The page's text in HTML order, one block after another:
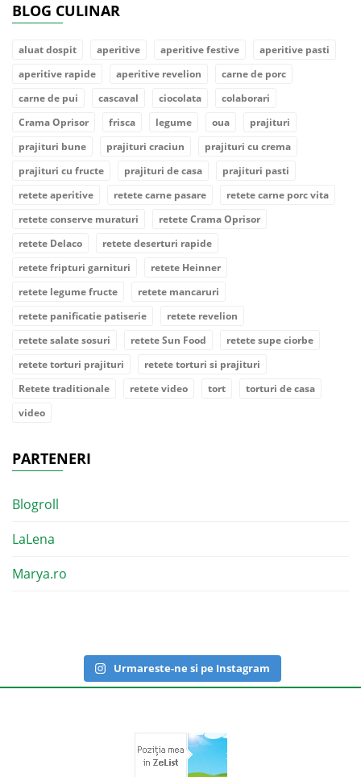
BLOG CULINAR
aluat dospit aperitive aperitive festive
aperitive pasti
aperitive rapide
aperitive revelion
carne de porc
carne de pui
cascaval ciocolata
colaborari
Crama Oprisor
frisca legume oua
prajituri
prajituri bune
prajituri craciun
prajituri cu crema
prajituri cu fructe
prajituri de casa
prajituri pasti
retete aperitive
retete carne pasare
retete carne porc vita
retete conserve muraturi
retete Crama Oprisor
retete Delaco
retete deserturi rapide
retete fripturi garnituri
retete Heinner
retete legume fructe
retete mancaruri
retete panificatie patiserie
retete revelion
retete salate sosuri
retete Sun Food
retete supe ciorbe
retete torturi prajituri
retete torturi si prajituri
Retete traditionale
retete video tort
torturi de casa
video
PARTENERI
Blogroll
LaLena
Marya.ro
Urmareste-ne si pe Instagram